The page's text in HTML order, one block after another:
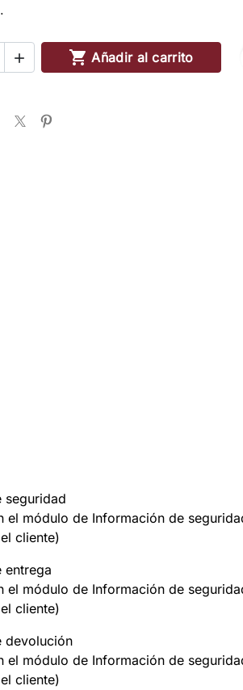
  Añadir al carrito
seguridad
el módulo de Información de
cliente)
entrega
el módulo de Información de
cliente)
devolución
el módulo de Información de
cliente)